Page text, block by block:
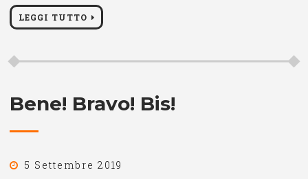
LEGGI TUTTO
Bene! Bravo! Bis!
5 Settembre 2019